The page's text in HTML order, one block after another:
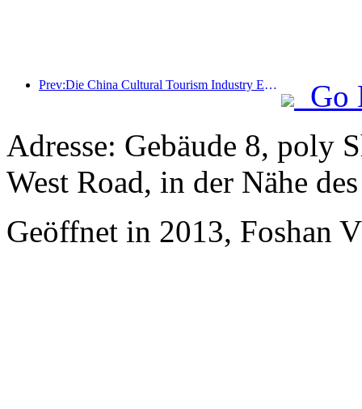
Prev:Die China Cultural Tourism Industry Expo 2025 findet vom 12. bis 14. September in Wuhan statt.
Go
Adresse: Gebäude 8, poly
West Road, in der Nähe
Geöffnet in 2013, Foshan